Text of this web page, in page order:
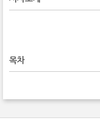
목차